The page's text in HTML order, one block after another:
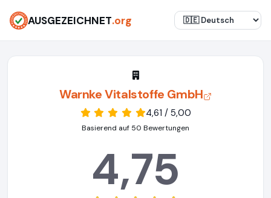
AUSGEZEICHNET.org
Warnke Vitalstoffe GmbH
4,61 / 5,00
Basierend auf 50 Bewertungen
4,75